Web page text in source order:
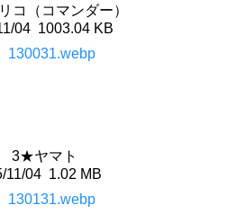
コ（コマンダー）
041003.04 KB
3★ヤマト
11/04 1.02 MB